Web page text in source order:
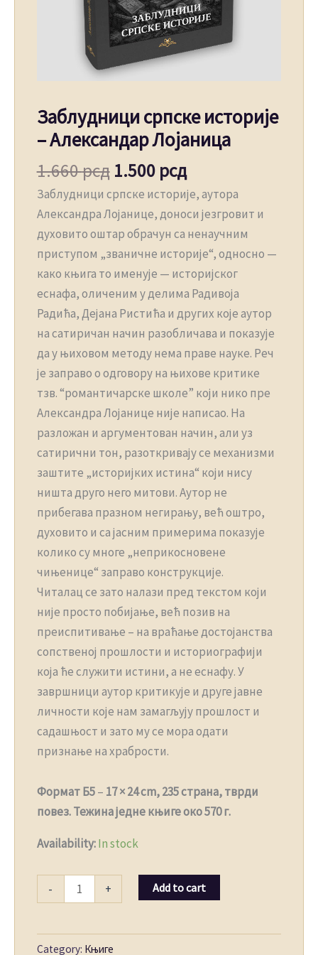
Заблудници српске историје
– Александар Лојаница
1.660рсд 1.500 рсд
Заблудници српске историје, аутора
Александра Лојанице, доноси језгровит и
духовито оштар обрачун са ненаучним
приступом „званичне историје“, односно —
како књига то именује — историјског
еснафа, оличеним у делима Радивоја
Радића, Дејана Ристића и других које аутор
на сатиричан начин разобличава и показује
да у њиховом методу нема праве науке. Реч
је заправо о одговору на њихове критике
тзв. “романтичарске школе” који нико пре
Александра Лојанице није написао. На
разложан и аргументован начин, али уз
сатирични тон, разоткривају се механизми
заштите „историјких истина“ који нису
ништа друго него митови. Аутор не
прибегава празном негирању, већ оштро,
духовито и са јасним примерима показује
колико су многе „неприкосновене
чињенице“ заправо конструкције.
Читалац се зато налази пред текстом који
није просто побијање, већ позив на
преиспитивање – на враћање достојанства
сопственој прошлости и историографији
која ће служити истини, а не еснафу. У
завршници аутор критикује и друге јавне
личности које нам замагљују прошлост и
садашњост и зато му се мора одати
признање на храбрости.
Формат Б5– 17 × 24 cm, 235 страна, тврди
повез. Тежина једне књиге око 570 г.
Availability: In stock
- + Add to cart
Category: Књиге